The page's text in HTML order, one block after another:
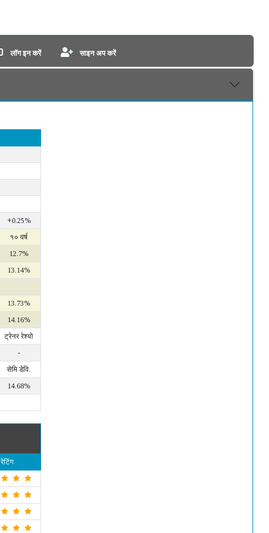
लॉग इन करें साइन अप करें
+0.25%
१० वर्ष
12.7%
13.14%
13.73%
14.16%
ट्रेनर रेश्यो
-
सेमि डेवि.
14.68%
रेटिंग